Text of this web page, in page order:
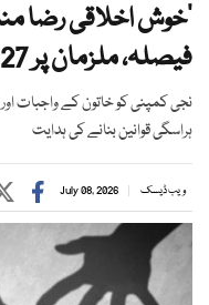
’خوش اخلاقی رضا
فیصلہ، ملزمان پر 27 لاکھ جرمانہ عائد
ہراسگی قوانین بنانے کی ہدایت
ویب ڈیسک July 08, 2026